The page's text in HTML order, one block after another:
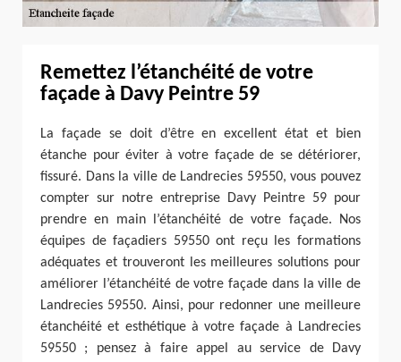
Remettez l’étanchéité de votre
façade à Davy Peintre 59
La façade se doit d’être en excellent état et bien
étanche pour éviter à votre façade de se détériorer,
fissuré. Dans la ville de Landrecies 59550, vous pouvez
compter sur notre entreprise Davy Peintre 59 pour
prendre en main l’étanchéité de votre façade. Nos
équipes de façadiers 59550 ont reçu les formations
adéquates et trouveront les meilleures solutions pour
améliorer l’étanchéité de votre façade dans la ville de
Landrecies 59550. Ainsi, pour redonner une meilleure
étanchéité et esthétique à votre façade à Landrecies
59550 ; pensez à faire appel au service de Davy